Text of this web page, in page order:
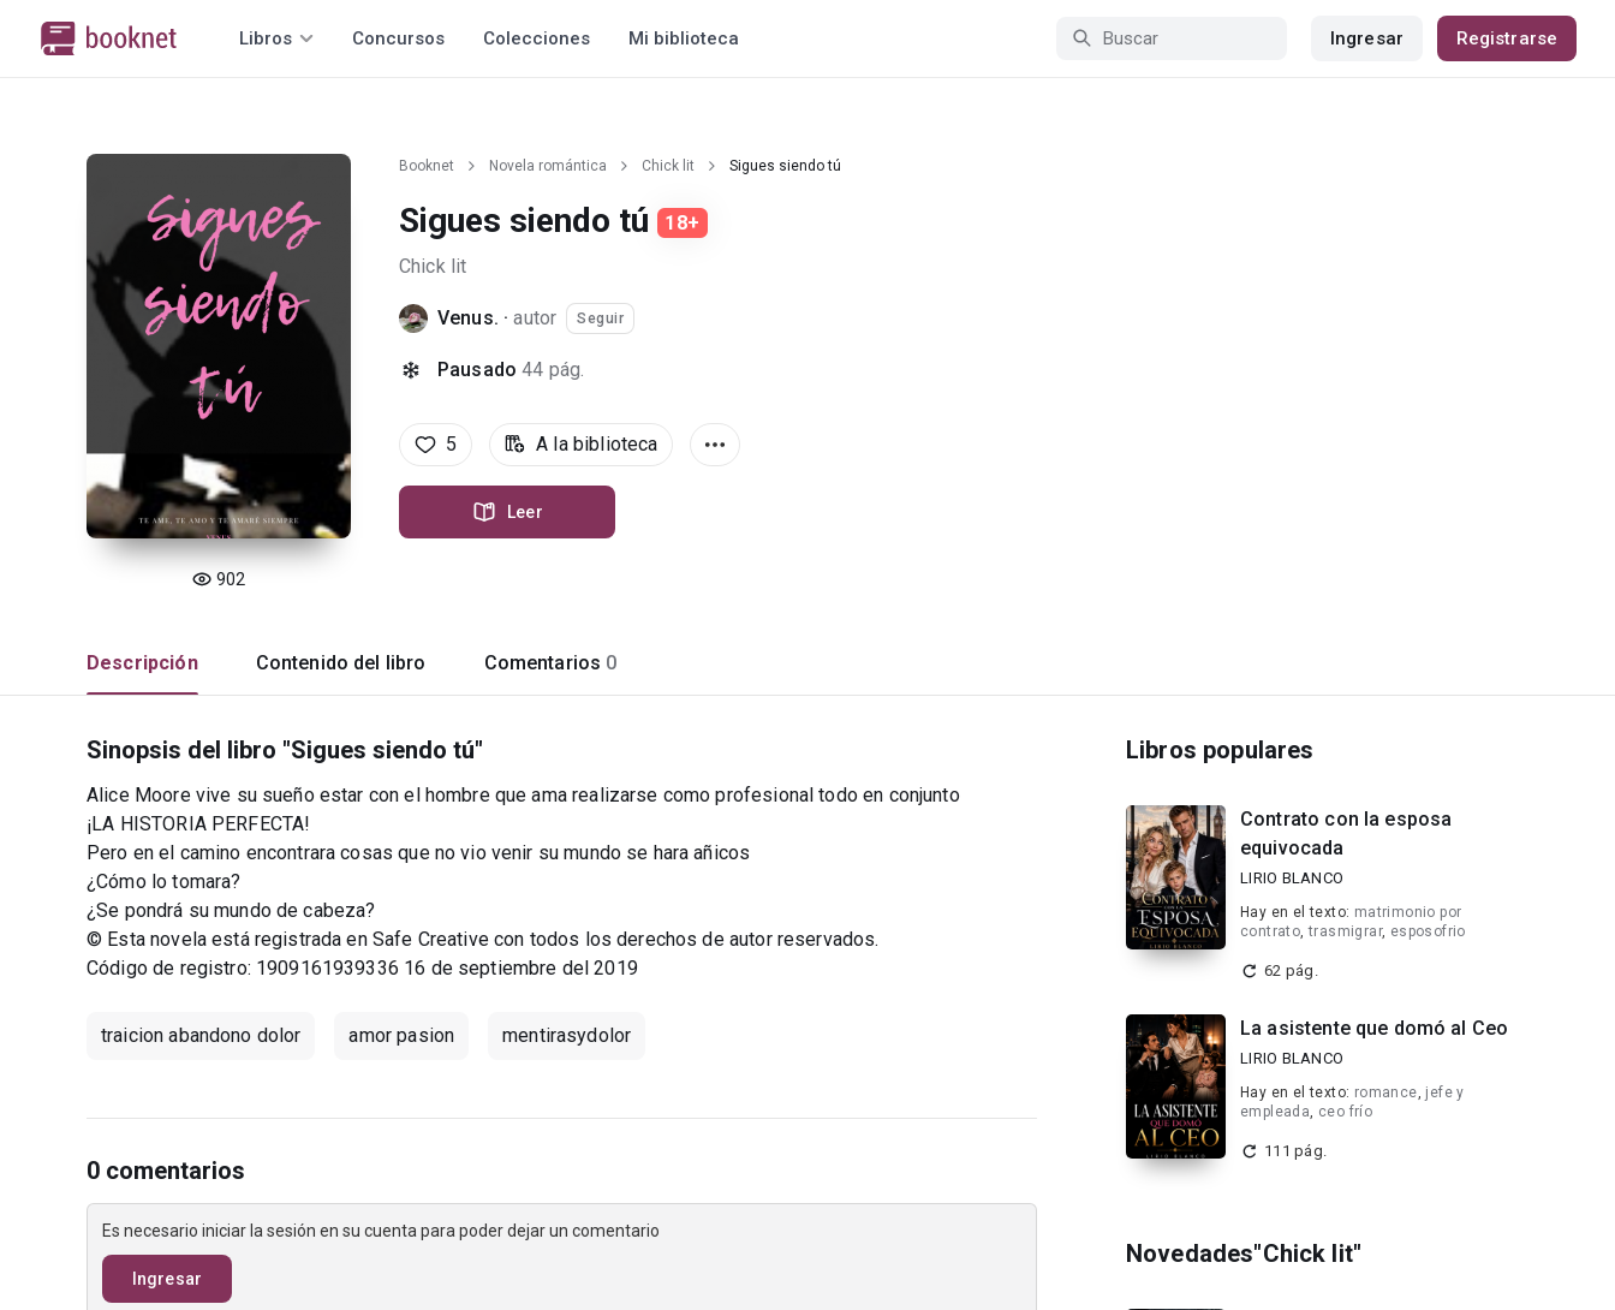
Libros Concursos Colecciones Mi biblioteca Ingresar Registrarse
902
Booknet Novela romántica Chick lit Sigues siendo tú
Sigues siendo tú
18+
Chick lit
Venus. ·autor Seguir
Pausado 44 pág.
5 A la biblioteca
Leer
Descripción Contenido del libro Comentarios 0
Sinopsis del libro "Sigues siendo tú"
Alice Moore vive su sueño estar con el hombre que ama realizarse como profesional todo en conjunto
¡LA HISTORIA PERFECTA!
Pero en el camino encontrara cosas que no vio venir su mundo se hara añicos
¿Cómo lo tomara?
¿Se pondrá su mundo de cabeza?
© Esta novela está registrada en Safe Creative con todos los derechos de autor reservados.
Código de registro: 1909161939336 16 de septiembre del 2019
traicion abandono dolor amor pasion mentirasydolor
0 comentarios
Es necesario iniciar la sesión en su cuenta para poder dejar un comentario
Ingresar
Libros populares
Contrato con la esposa
equivocada
LIRIO BLANCO
Hay en el texto: matrimonio por
contrato,trasmigrar, esposofrio
62 pág.
La asistente que domó al Ceo
LIRIO BLANCO
Hay en el texto: romance, jefe y
empleada, ceo frío
111 pág.
Novedades"Chick lit"